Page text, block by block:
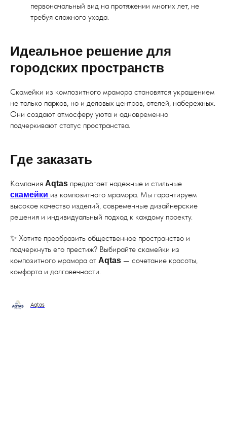
первоначальный вид на протяжении многих лет, не
требуя сложного ухода.
Идеальное решение для
городских пространств
Скамейки из композитного мрамора становятся украшением
не только парков, но и деловых центров, отелей, набережных.
Они создают атмосферу уюта и одновременно
подчеркивают статус пространства.
Где заказать
Компания Aqtas предлагает надежные и стильные
скамейки из композитного мрамора. Мы гарантируем
высокое качество изделий, современные дизайнерские
решения и индивидуальный подход к каждому проекту.
✨ Хотите преобразить общественное пространство и
подчеркнуть его престиж? Выбирайте скамейки из
композитного мрамора от Aqtas — сочетание красоты,
комфорта и долговечности.
Aqtas